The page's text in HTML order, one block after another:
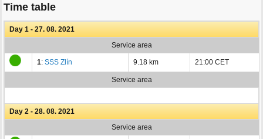
Time table
Day 1 - 27. 08. 2021
Service area
1: SSS Zlín 9.18 km 21:00 CET
Service area
Day 2 - 28. 08. 2021
Service area